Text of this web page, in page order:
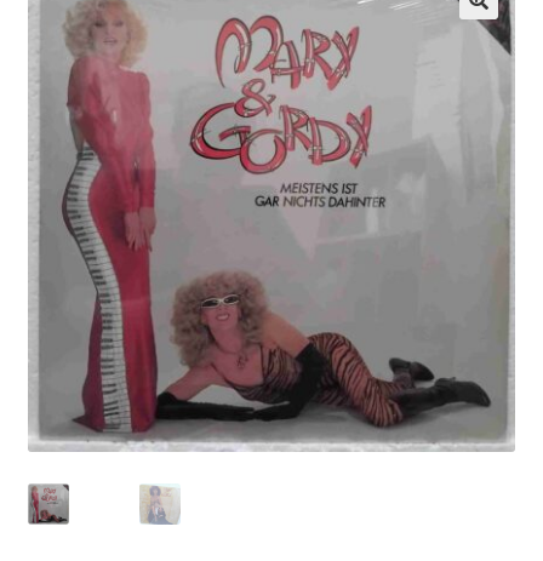
Echipamente
Listă produse
Oferta lunii
Contul meu
Blog
lei0,00
🔍